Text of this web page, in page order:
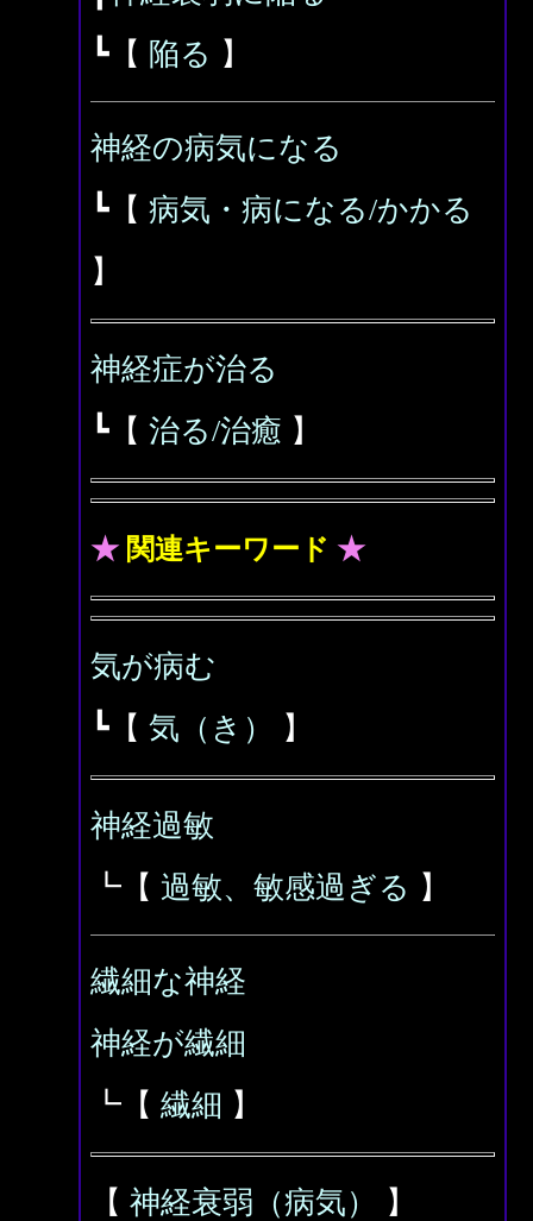
┗【 陥る 】
神経の病気になる
┗【 病気・病になる/かかる
】
神経症が治る
┗【 治る/治癒 】
★ 関連キーワード ★
気が病む
┗【 気（き） 】
神経過敏
┗【 過敏、敏感過ぎる 】
繊細な神経
神経が繊細
┗【 繊細 】
【 神経衰弱（病気）
】